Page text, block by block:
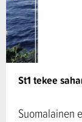
St1 tekee
Suomalainen